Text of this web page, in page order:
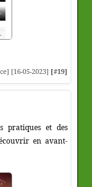
[16-05-2023] [#19]
pratiques et des
en avant-